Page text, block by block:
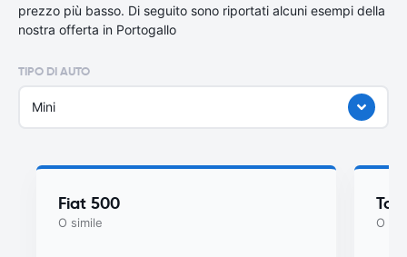
prezzo più basso. Di seguito sono riportati alcuni esempi della
nostra offerta in Portogallo
TIPO DI AUTO
Mini
Fiat 500
O simile O